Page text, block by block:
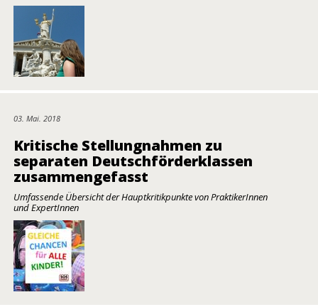
03. Mai. 2018
Kritische Stellungnahmen zu
separaten Deutschförderklassen
zusammengefasst
Umfassende Übersicht der Hauptkritikpunkte von PraktikerInnen
und ExpertInnen